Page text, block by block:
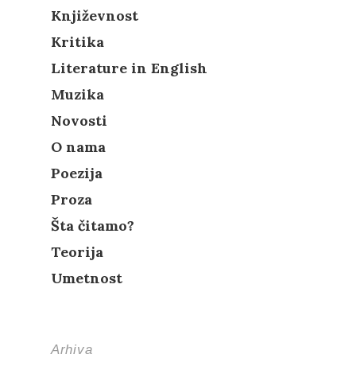
Književnost
Kritika
Literature in English
Muzika
Novosti
O nama
Poezija
Proza
Šta čitamo?
Teorija
Umetnost
Arhiva